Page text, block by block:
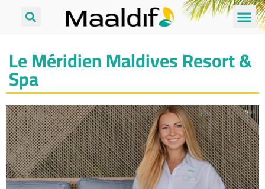
Le Méridien Maldives Resort &
Spa